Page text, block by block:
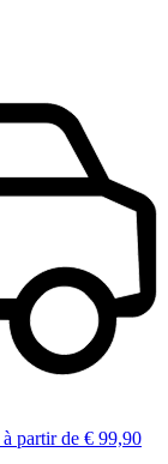
à partir de € 99,90